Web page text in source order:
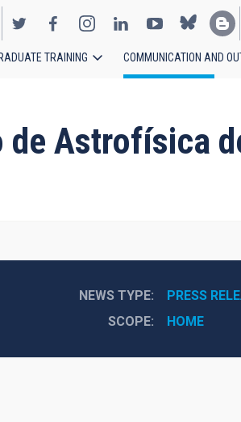
TRAINING COMMUNICATION AND
de Astrofísica
NEWS TYPE
PRESS
SCOPE
HOME